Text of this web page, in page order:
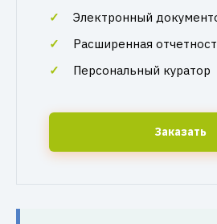
Электронный
Расширенная
Персональный куратор
Заказать